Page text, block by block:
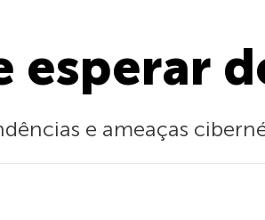
esperar
e ameaças